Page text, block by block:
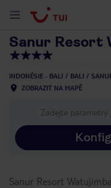
Sanur Resort
INDONÉSIE - BALI BALI
ZOBRAZIT NA MAPĚ
Zadejte
Sanur Resort